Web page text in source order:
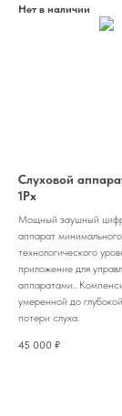
Нет в наличии
Слуховой
1Px
Мощный заушный
аппарат минимального
технологического
приложение для
аппаратами..
умеренной до
потери слуха.
45 000 ₽